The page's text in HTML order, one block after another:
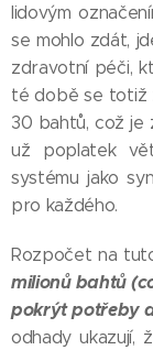
lidovým
se mohlo zdát,
zdravotní péči,
té době se totiž
30 bahtů, což je
už poplatek
systému jako
pro každého.
Rozpočet na
milionů bahtů
pokrýt potřeby
odhady